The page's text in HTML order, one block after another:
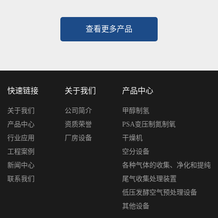
查看更多产品
快速链接
关于我们
产品中心
行业应用
工程案例
新闻中心
联系我们
关于我们
公司简介
资质荣誉
厂房设备
产品中心
甲醇制氢
PSA变压制氮制氧
干燥机
空分设备
各种气体的收集、净化和提纯
尾气收集处理装置
低压发酵空气预处理设备
其他设备